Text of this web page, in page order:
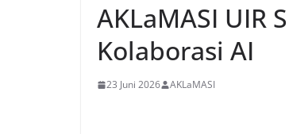
AKLaMASI UIR
Kolaborasi AI
23 Juni 2026 AKLaMASI